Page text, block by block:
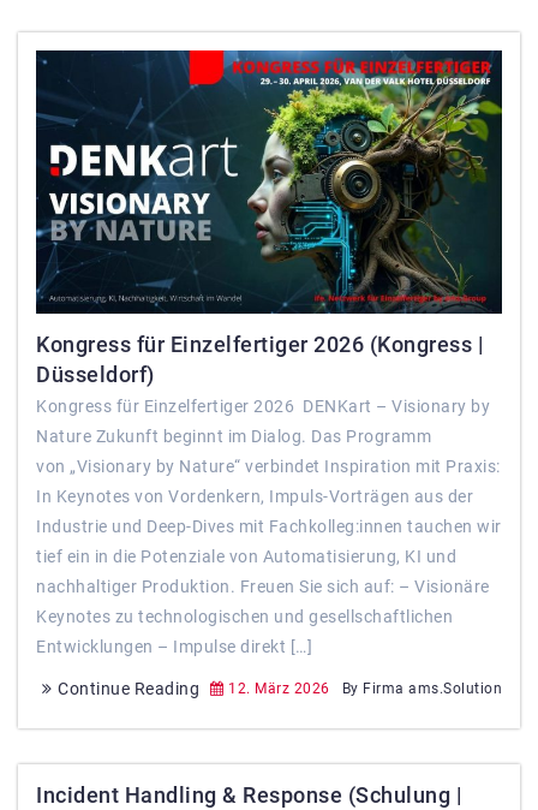
Kongress für Einzelfertiger 2026 (Kongress |
Düsseldorf)
Kongress für Einzelfertiger 2026 DENKart – Visionary by
Nature Zukunft beginnt im Dialog. Das Programm
von „Visionary by Nature“ verbindet Inspiration mit Praxis:
In Keynotes von Vordenkern, Impuls-Vorträgen aus der
Industrie und Deep-Dives mit Fachkolleg:innen tauchen wir
tief ein in die Potenziale von Automatisierung, KI und
nachhaltiger Produktion. Freuen Sie sich auf: – Visionäre
Keynotes zu technologischen und gesellschaftlichen
Entwicklungen – Impulse direkt […]
Continue Reading 12. März 2026 By Firma ams.Solution
Incident Handling & Response (Schulung |